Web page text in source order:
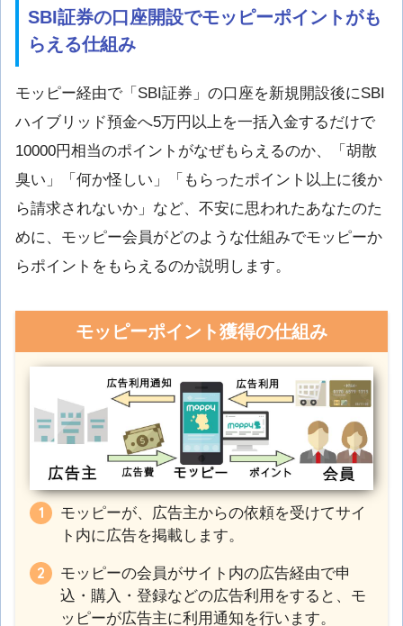
SBI証券の口座開設でモッピーポイントがも
らえる仕組み
モッピー経由で「SBI証券」の口座を新規開設後にSBI
ハイブリッド預金へ5万円以上を一括入金するだけで
10000円相当のポイントがなぜもらえるのか、「胡散
臭い」「何か怪しい」「もらったポイント以上に後か
ら請求されないか」など、不安に思われたあなたのた
めに、モッピー会員がどのような仕組みでモッピーか
らポイントをもらえるのか説明します。
モッピーポイント獲得の仕組み
モッピーが、広告主からの依頼を受けてサイ
ト内に広告を掲載します。
モッピーの会員がサイト内の広告経由で申
込・購入・登録などの広告利用をすると、モ
ッピーが広告主に利用通知を行います。